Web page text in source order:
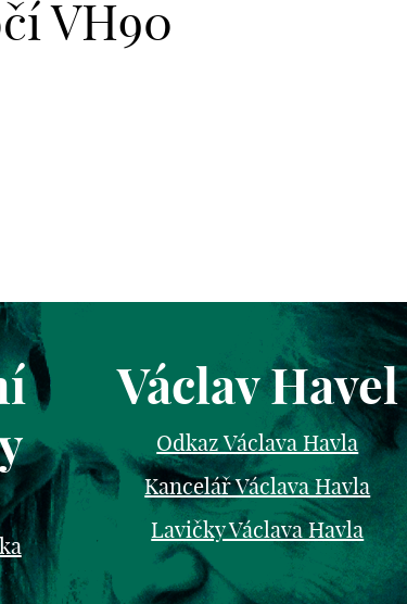
VH90
Václav Havel
Odkaz Václava Havla
Kancelář Václava Havla
Lavičky Václava Havla